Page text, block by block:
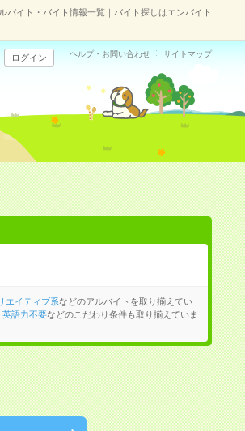
バイト・バイト情報一覧｜バイト探しはエンバイト
ログイン ヘルプ・お問い合わせ サイトマップ
エイティブ系などのアルバイトを取り揃えてい
英語力不要などのこだわり条件も取り揃えていま